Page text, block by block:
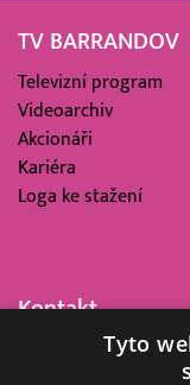
TV BARRANDOV
Televizní program
Videoarchiv
Akcionáři
Kariéra
Loga ke stažení
Kontakt
Barrandov Televizní
Tyto